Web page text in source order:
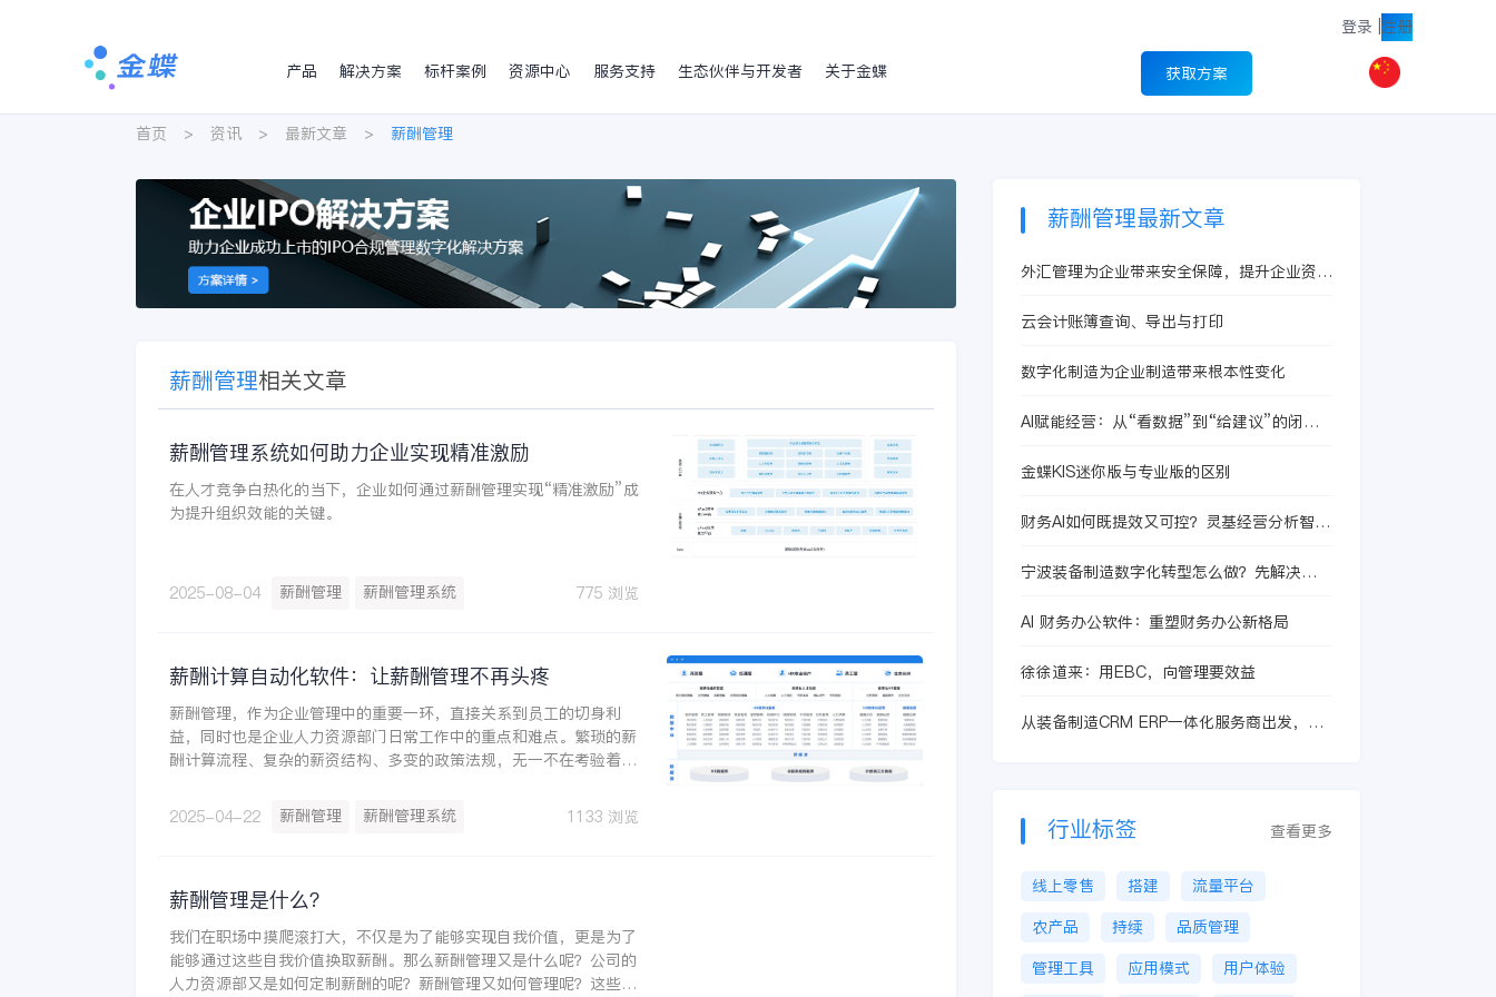
登录 注册
产品
解决方案 标杆案例 资源中心 服务支持 生态伙伴与开发者 关于金蝶 获取方案
首页 > 资讯 > 最新文章 > 薪酬管理
薪酬管理相关文章
薪酬管理系统如何助力企业实现精准激励
在人才竞争白热化的当下，企业如何通过薪酬管理实现“精准激励”成
为提升组织效能的关键。
2025-08-04 薪酬管理 薪酬管理系统 775 浏览
薪酬计算自动化软件：让薪酬管理不再头疼
薪酬管理，作为企业管理中的重要一环，直接关系到员工的切身利
益，同时也是企业人力资源部门日常工作中的重点和难点。繁琐的薪
酬计算流程、复杂的薪资结构、多变的政策法规，无一不在考验着企
这一难题提供了有效的解决方案。
2025-04-22 薪酬管理 薪酬管理系统 1133 浏览
薪酬管理是什么？
我们在职场中摸爬滚打大，不仅是为了能够实现自我价值，更是为了
能够通过这些自我价值换取薪酬。那么薪酬管理又是什么呢？公司的
人力资源部又是如何定制薪酬的呢？薪酬管理又如何管理呢？这些都
薪酬管理最新文章
外汇管理为企业带来安全保障，提升企业资金
云会计账簿查询、导出与打印
数字化制造为企业制造带来根本性变化
AI赋能经营：从“看数据”到“给建议”的闭环
金蝶KIS迷你版与专业版的区别
财务AI如何既提效又可控？灵基经营分析智能
宁波装备制造数字化转型怎么做？先解决
AI 财务办公软件：重塑财务办公新格局
徐徐道来：用EBC，向管理要效益
从装备制造CRM ERP一体化服务商出发，装
行业标签 查看更多
线上零售 搭建
流量平台
农产品
持续
品质管理
管理工具
应用模式
用户体验